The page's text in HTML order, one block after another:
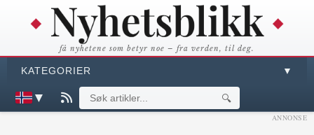
få nyhetene som betyr noe – fra verden, til deg.
KATEGORIER ▼
▼ 🔍
ANNONSE